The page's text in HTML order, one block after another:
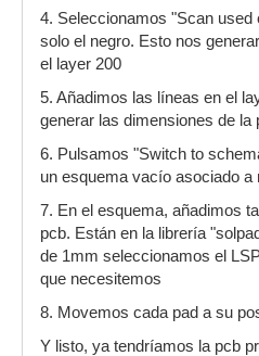
4. Seleccionamos "Scan
solo el negro. Esto nos
el layer 200
5. Añadimos las líneas en el
generar las dimensiones de la
6. Pulsamos "Switch to
un esquema vacío asociado a
7. En el esquema, añadimos
pcb. Están en la librería
de 1mm seleccionamos el
que necesitemos
8. Movemos cada pad a su
Y listo, ya tendríamos la pcb